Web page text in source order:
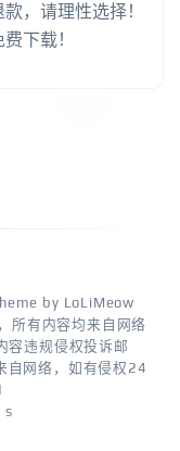
，请理性选择！
下载！
by LoLiMeow
所有内容均来自网络
容违规侵权投诉邮
网络，如有侵权24
s